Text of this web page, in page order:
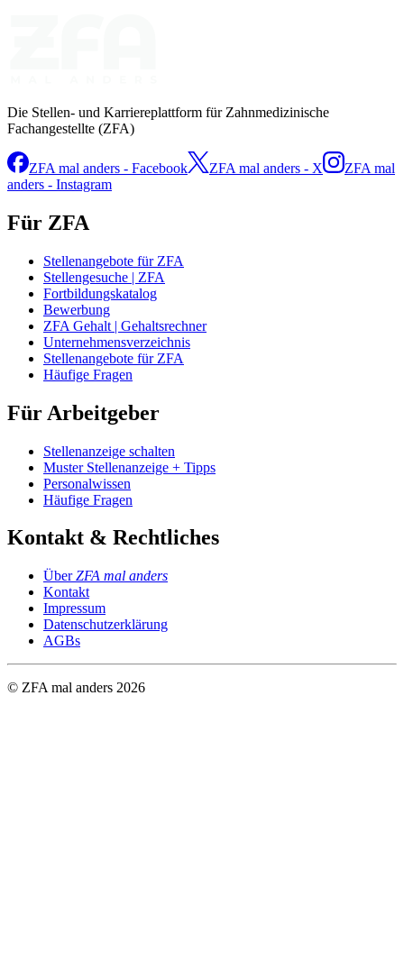
Die Stellen- und Karriereplattform für Zahnmedizinische
Fachangestellte (ZFA)
ZFA mal anders - Facebook ZFA mal anders - X
ZFA mal
anders - Instagram
Für ZFA
Stellenangebote für ZFA
Stellengesuche | ZFA
Fortbildungskatalog
Bewerbung
ZFA Gehalt | Gehaltsrechner
Unternehmensverzeichnis
Stellenangebote für ZFA
Häufige Fragen
Für Arbeitgeber
Stellenanzeige schalten
Muster Stellenanzeige + Tipps
Personalwissen
Häufige Fragen
Kontakt & Rechtliches
ÜberZFA mal anders
Kontakt
Impressum
Datenschutzerklärung
AGBs
© ZFA mal anders 2026